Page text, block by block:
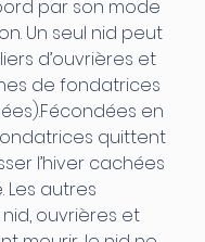
par son mode
Un seul nid peut
d’ouvrières et
de fondatrices
en
quittent
l’hiver cachées
Les autres
ouvrières et